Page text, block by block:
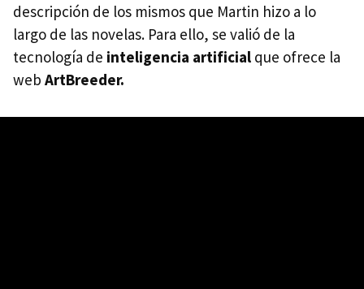
descripción de los mismos que Martin hizo a lo
largo de las novelas. Para ello, se valió de la
tecnología de inteligencia artificial que ofrece la
web ArtBreeder.